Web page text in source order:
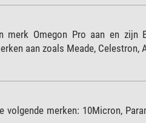
merk Omegon Pro aan en zijn
aan zoals Meade, Celestron,
merken: 10Micron,